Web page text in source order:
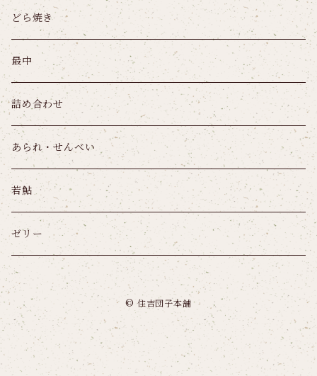
どら焼き
最中
詰め合わせ
あられ・せんべい
若鮎
ゼリー
© 住吉団子本舗